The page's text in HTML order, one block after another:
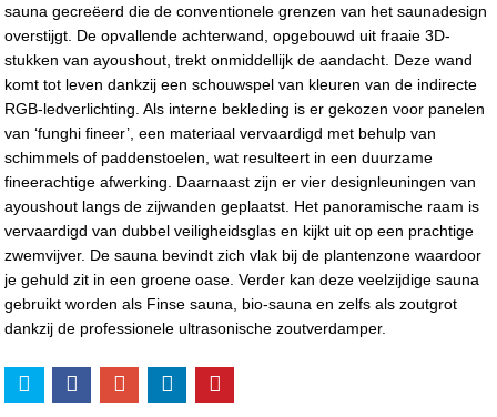
sauna gecreëerd die de conventionele grenzen van het saunadesign
overstijgt. De opvallende achterwand, opgebouwd uit fraaie 3D-
stukken van ayoushout, trekt onmiddellijk de aandacht. Deze wand
komt tot leven dankzij een schouwspel van kleuren van de indirecte
RGB-ledverlichting. Als interne bekleding is er gekozen voor panelen
van ‘funghi fineer’, een materiaal vervaardigd met behulp van
schimmels of paddenstoelen, wat resulteert in een duurzame
fineerachtige afwerking. Daarnaast zijn er vier designleuningen van
ayoushout langs de zijwanden geplaatst. Het panoramische raam is
vervaardigd van dubbel veiligheidsglas en kijkt uit op een prachtige
zwemvijver. De sauna bevindt zich vlak bij de plantenzone waardoor
je gehuld zit in een groene oase. Verder kan deze veelzijdige sauna
gebruikt worden als Finse sauna, bio-sauna en zelfs als zoutgrot
dankzij de professionele ultrasonische zoutverdamper.